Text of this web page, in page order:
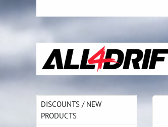
DISCOUNTS / NEW
PRODUCTS